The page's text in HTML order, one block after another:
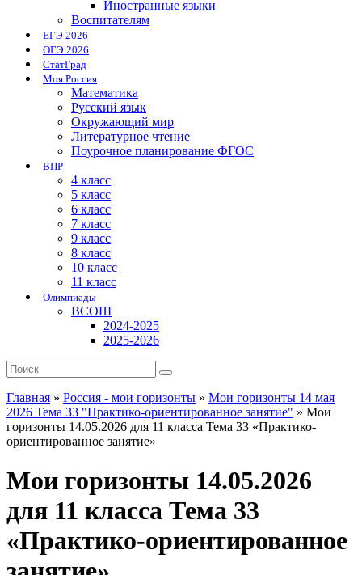
Иностранные языки
Воспитателям
ЕГЭ 2026
ОГЭ 2026
СтатГрад
Моя Россия
Математика
Русский язык
Окружающий мир
Литературное чтение
Поурочное планирование ФГОС
ВПР
4 класс
5 класс
6 класс
7 класс
9 класс
8 класс
10 класс
11 класс
Олимпиады
ВСОШ
2024-2025
2025-2026
Главная » Россия - мои горизонты » Мои горизонты 14 мая
2026 Тема 33 "Практико-ориентированное занятие" » Мои
горизонты 14.05.2026 для 11 класса Тема 33 «Практико-
ориентированное занятие»
Мои горизонты 14.05.2026
для 11 класса Тема 33
«Практико-ориентированное